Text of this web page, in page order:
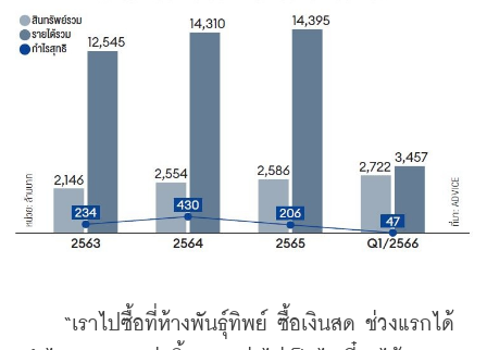
“เราไปซื้อที่ห้างพันธุ์ทิพย์ ซื้อเงินสด ช่วงแรกได้